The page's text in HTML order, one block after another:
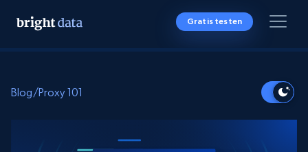
Gratis testen
Blog/Proxy 101